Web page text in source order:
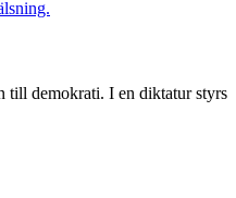
till demokrati. I en diktatur styrs